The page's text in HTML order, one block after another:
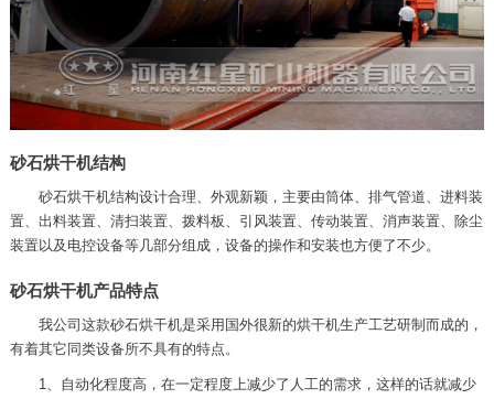
砂石烘干机结构
砂石烘干机结构设计合理、外观新颖，主要由筒体、排气管道、进料装
置、出料装置、清扫装置、拨料板、引风装置、传动装置、消声装置、除尘
装置以及电控设备等几部分组成，设备的操作和安装也方便了不少。
砂石烘干机产品特点
我公司这款砂石烘干机是采用国外很新的烘干机生产工艺研制而成的，
有着其它同类设备所不具有的特点。
1、自动化程度高，在一定程度上减少了人工的需求，这样的话就减少